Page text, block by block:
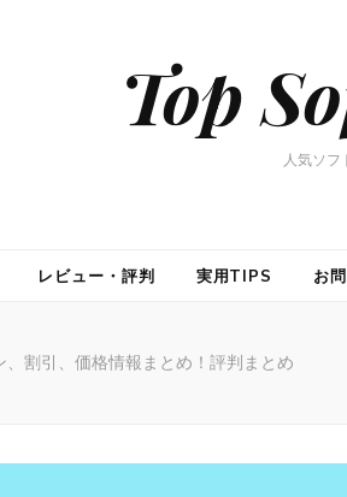
Top
人気ソフ
レビュー・評判 実用TIPS お
、割引、価格情報まとめ！評判まとめ